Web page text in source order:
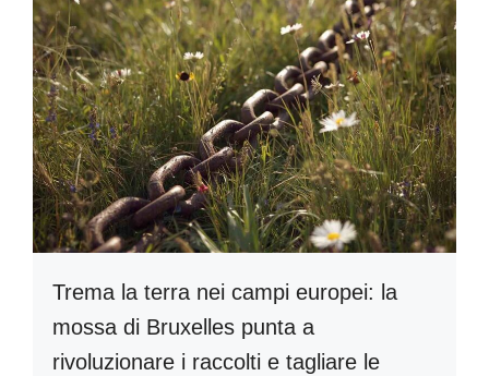
Trema la terra nei campi europei: la
mossa di Bruxelles punta a
rivoluzionare i raccolti e tagliare le